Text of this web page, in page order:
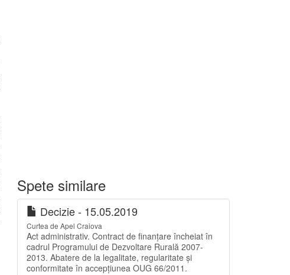
Spete similare
Decizie - 15.05.2019
Curtea de Apel Craiova
Act administrativ. Contract de finanțare încheiat în
cadrul Programului de Dezvoltare Rurală 2007-
2013. Abatere de la legalitate, regularitate și
conformitate în accepțiunea OUG 66/2011.